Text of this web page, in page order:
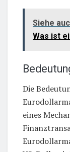
Siehe
Was ist
Die
eines